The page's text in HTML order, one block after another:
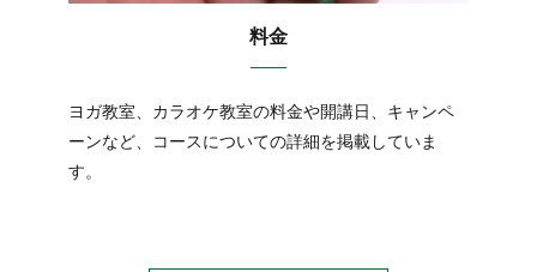
料金
ヨガ教室、カラオケ教室の料金や開講日、キャンペ
ーンなど、コースについての詳細を掲載していま
す。